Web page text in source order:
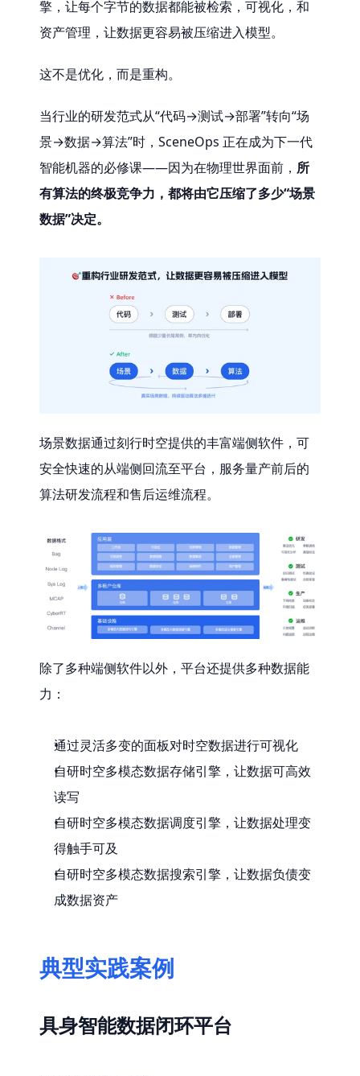
擎，让每个字节的数据都能被检索，可视化，和
资产管理，让数据更容易被压缩进入模型。
这不是优化，而是重构。
当行业的研发范式从“代码→测试→部署”转向“场
景→数据→算法”时，SceneOps 正在成为下一代
智能机器的必修课——因为在物理世界面前， 所
有算法的终极竞争力，都将由它压缩了多少“场景
数据”决定。
场景数据通过刻行时空提供的丰富端侧软件，可
安全快速的从端侧回流至平台，服务量产前后的
算法研发流程和售后运维流程。
除了多种端侧软件以外，平台还提供多种数据能
力：
通过灵活多变的面板对时空数据进行可视化
自研时空多模态数据存储引擎，让数据可高效
读写
自研时空多模态数据调度引擎，让数据处理变
得触手可及
自研时空多模态数据搜索引擎，让数据负债变
成数据资产
典型实践案例
具身智能数据闭环平台